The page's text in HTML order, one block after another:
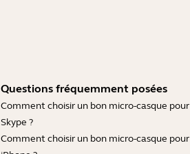
Questions fréquemment posées
Comment choisir un bon micro-casque pour
Skype ?
Comment choisir un bon micro-casque pour